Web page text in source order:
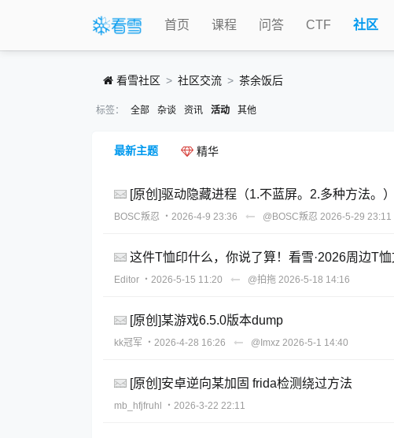
首页 课程 问答 CTF 社区
看雪社区 社区交流 茶余饭后
标签： 全部 杂谈 资讯 活动 其他
最新主题 精华
[原创]驱动隐藏进程（1.不蓝屏。2.多种方法。）
BOSC叛忍 ・2026-4-9 23:36 @BOSC叛忍 2026-5-29 23:11
这件T恤印什么，你说了算！看雪·2026周边T
Editor ・2026-5-15 11:20 @拍拖 2026-5-18 14:16
[原创]某游戏6.5.0版本dump
kk冠军 ・2026-4-28 16:26 @Imxz 2026-5-1 14:40
[原创]安卓逆向某加固 frida检测绕过方法
mb_hfjfruhl ・2026-3-22 22:11